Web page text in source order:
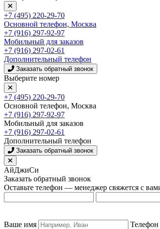
+7 (495) 220-29-70
Основной телефон, Москва
+7 (916) 297-92-97
Мобильный для заказов
+7 (916) 297-02-61
Дополнительный телефон
Заказать обратный звонок
Выберите номер
+7 (495) 220-29-70
Основной телефон, Москва
+7 (916) 297-92-97
Мобильный для заказов
+7 (916) 297-02-61
Дополнительный телефон
Заказать обратный звонок
АйДжиСи
Заказать обратный звонок
Оставьте телефон — менеджер свяжется с
Ваше имя Телефон